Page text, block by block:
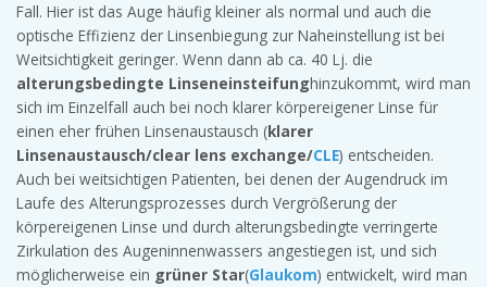
Fall. Hier ist das Auge häufig kleiner als normal und auch die
optische Effizienz der Linsenbiegung zur Naheinstellung ist bei
Weitsichtigkeit geringer. Wenn dann ab ca. 40 Lj. die
alterungsbedingte Linseneinsteifunghinzukommt, wird man
sich im Einzelfall auch bei noch klarer körpereigener Linse für
einen eher frühen Linsenaustausch (klarer
Linsenaustausch/clear lens exchange/CLE) entscheiden.
Auch bei weitsichtigen Patienten, bei denen der Augendruck im
Laufe des Alterungsprozesses durch Vergrößerung der
körpereigenen Linse und durch alterungsbedingte verringerte
Zirkulation des Augeninnenwassers angestiegen ist, und sich
möglicherweise ein grüner Star(Glaukom) entwickelt, wird man